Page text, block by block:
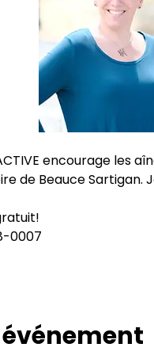
encourage les
de Beauce Sartigan.
0007